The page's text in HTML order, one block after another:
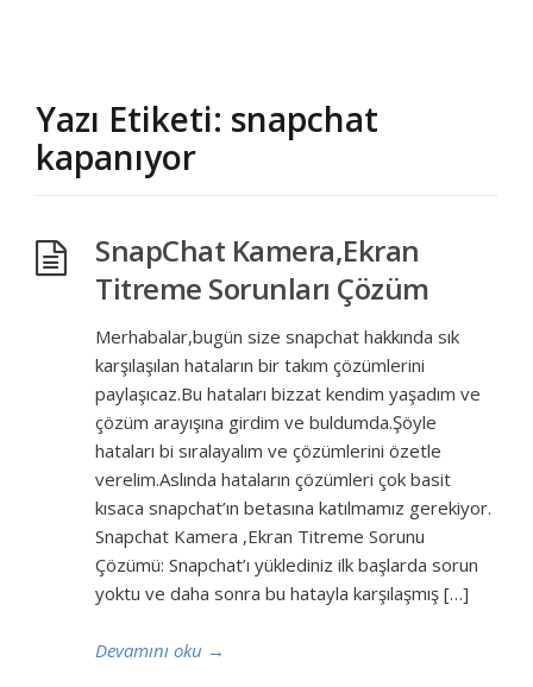
Yazı Etiketi: snapchat
kapanıyor
SnapChat Kamera,Ekran
Titreme Sorunları Çözüm
Merhabalar,bugün size snapchat hakkında sık
karşılaşılan hataların bir takım çözümlerini
paylaşıcaz.Bu hataları bizzat kendim yaşadım ve
çözüm arayışına girdim ve buldumda.Şöyle
hataları bi sıralayalım ve çözümlerini özetle
verelim.Aslında hataların çözümleri çok basit
kısaca snapchat’ın betasına katılmamız gerekiyor.
Snapchat Kamera ,Ekran Titreme Sorunu
Çözümü: Snapchat’ı yüklediniz ilk başlarda sorun
yoktu ve daha sonra bu hatayla karşılaşmış […]
Devamını oku →